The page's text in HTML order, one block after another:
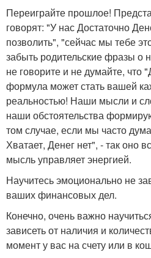
Переиграйте прошлое!
говорят: "У нас Достаточно
позволить", "сейчас мы тебе
забыть родительские фразы о
не говорите и не думайте, что
формула может стать вашей
реальностью! Наши мысли и
наши обстоятельства
том случае, если мы часто
Хватает, Денег нет", - так оно
мысль управляет энергией.
Научитесь эмоционально не
ваших финансовых дел.
Конечно, очень важно
зависеть от наличия и
момент у вас на счету или в